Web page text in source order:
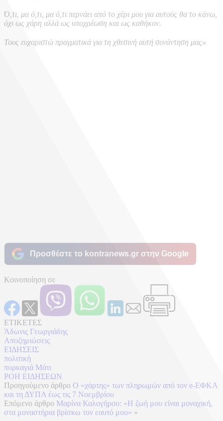
Ό,τι, μα ό,τι, μα ό,τι περνάει από το χέρι μου για αυτούς θα το κάνω,
όχι ως χάρη αλλά ως υποχρέωση και ως καθήκον.
Τους ευχαριστώ πραγματικά για τη χθεσινή αυτή συνάντηση μας»
Προσθέστε το kontranews.gr στην Google
Κοινοποίηση σε
ΕΤΙΚΕΤΕΣ
Άδωνις Γεωργιάδης
Αποζημιώσεις
ΕΙΔΗΣΕΙΣ
πολιτική
πυρκαγιά Μάτι
ΡΟΗ ΕΙΔΗΣΕΩΝ
Προηγούμενο άρθρο Ο «χάρτης» των πληρωμών από τον e-ΕΦΚΑ
και τη ΔΥΠΑ έως τις 7 Νοεμβρίου
Επόμενο άρθρο Μαρίνα Καλογήρου: «Η ζωή μου είναι μοναχική,
στα μοναστήρια βρίσκω τον εαυτό μου» »